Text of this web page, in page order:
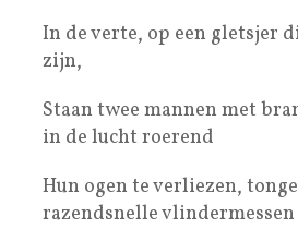
In de verte, op een gletsjer
zijn,
Staan twee mannen met
in de lucht roerend
Hun ogen te verliezen,
razendsnelle vlindermessen